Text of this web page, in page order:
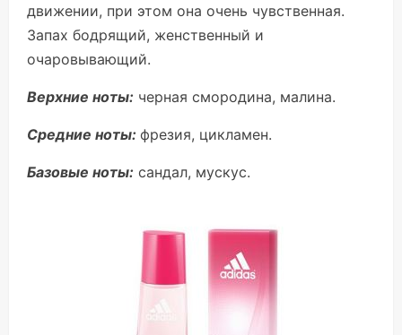
движении, при этом она очень чувственная.
Запах бодрящий, женственный и
очаровывающий.
Верхние ноты: черная смородина, малина.
Средние ноты: фрезия, цикламен.
Базовые ноты: сандал, мускус.